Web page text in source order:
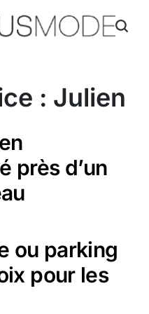
: Julien
près d’un
ou parking
pour les